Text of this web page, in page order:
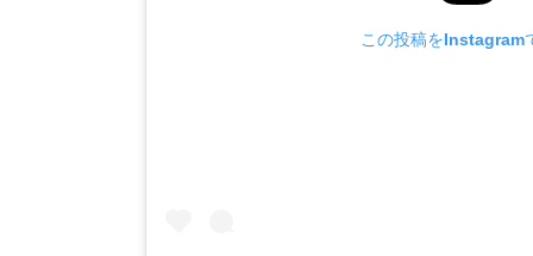
この投稿をInstagram